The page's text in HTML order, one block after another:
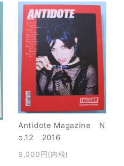
Antidote Magazine N
o.12 2016
6,000円(内税)